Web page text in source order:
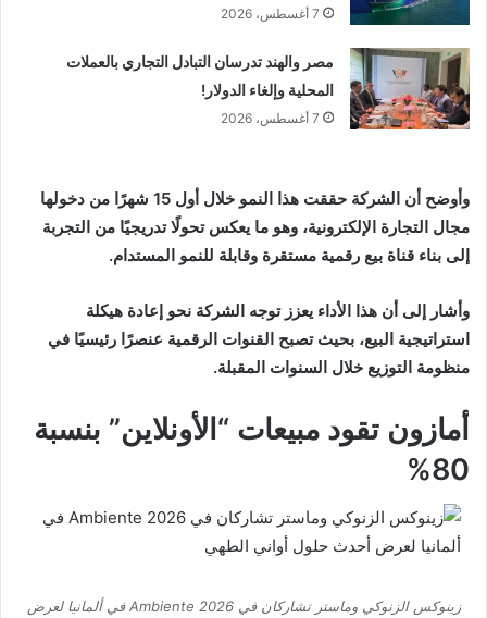
7 أغسطس، 2026
مصر والهند تدرسان التبادل التجاري بالعملات
المحلية وإلغاء الدولار!
7 أغسطس، 2026
وأوضح أن الشركة حققت هذا النمو خلال أول 15 شهرًا من دخولها
مجال التجارة الإلكترونية، وهو ما يعكس تحولًا تدريجيًا من التجربة
إلى بناء قناة بيع رقمية مستقرة وقابلة للنمو المستدام.
وأشار إلى أن هذا الأداء يعزز توجه الشركة نحو إعادة هيكلة
استراتيجية البيع، بحيث تصبح القنوات الرقمية عنصرًا رئيسيًا في
منظومة التوزيع خلال السنوات المقبلة.
أمازون تقود مبيعات “الأونلاين” بنسبة
80%
زينوكس الزنوكي وماستر تشاركان في Ambiente 2026 في ألمانيا لعرض